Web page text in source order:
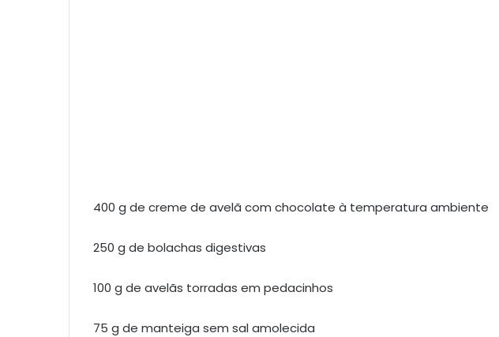
400 g de creme de avelã com chocolate à temperatura ambiente
250 g de bolachas digestivas
100 g de avelãs torradas em pedacinhos
75 g de manteiga sem sal amolecida